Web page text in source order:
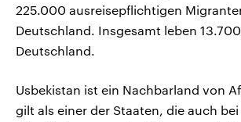
225.000 ausreisepflichtigen
Deutschland. Insgesamt leben
Deutschland.
Usbekistan ist ein Nachbarland von
gilt als einer der Staaten, die auch